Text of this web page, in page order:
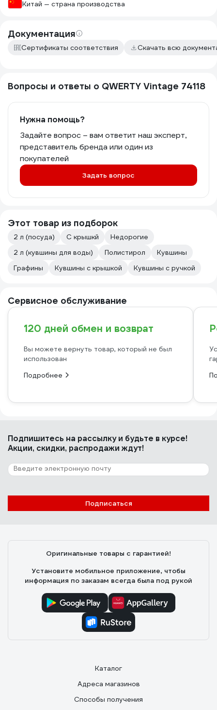
Китай — страна производства
Документация
Сертификаты соответствия Скачать всю
Вопросы и ответы о QWERTY Vintage 74118
Нужна помощь?
Задайте вопрос – вам ответит наш эксперт,
представитель бренда или один из
покупателей
Задать вопрос
Этот товар из подборок
2 л (посуда) С крышкй
Недорогие
2 л (кувшины для воды)
Полистирол
Кувшины
Графины
Кувшины с крышкой Кувшины с ручкой
Сервисное обслуживание
120 дней обмен и возврат
Вы можете вернуть товар, который не был
использован
Подробнее
Подпишитесь на рассылкуи будьте в курсе!
Акции, скидки, распродажи ждут!
Подписаться
Оригинальные товары с гарантией!
Установите мобильное приложение, чтобы
информация по заказам всегда была под рукой
Каталог
Адреса магазинов
Способы получения